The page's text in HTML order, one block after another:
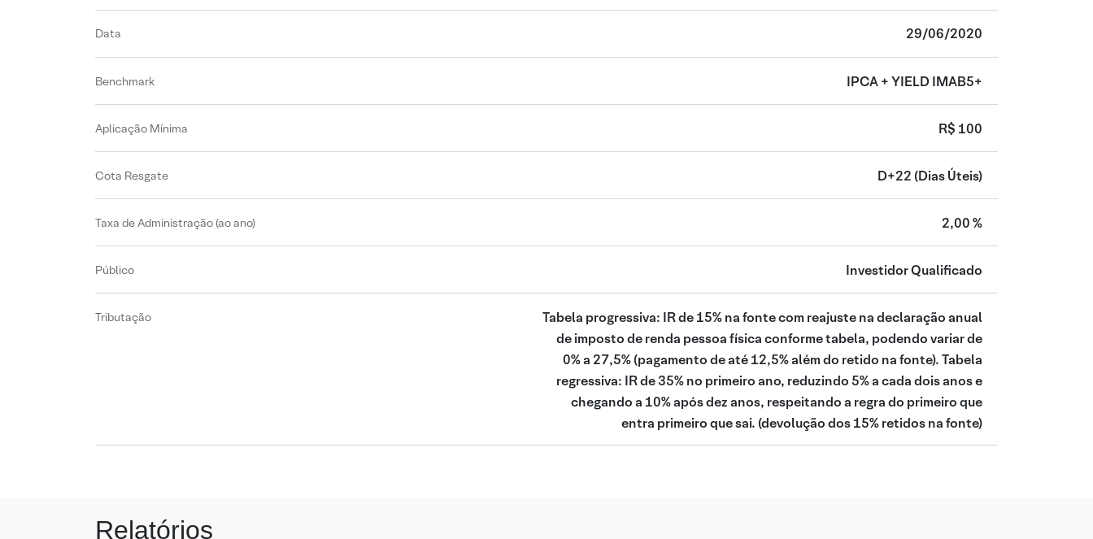
Data 29/06/2020
Benchmark IPCA + YIELD IMAB5+
Aplicação Mínima R$ 100
Cota Resgate D+22 (Dias Úteis)
Taxa de Administração (ao ano) 2,00 %
Público Investidor Qualificado
Tributação
Tabela progressiva: IR de 15% na fonte com reajuste na declaração anual
de imposto de renda pessoa física conforme tabela, podendo variar de
0% a 27,5% (pagamento de até 12,5% além do retido na fonte). Tabela
regressiva: IR de 35% no primeiro ano, reduzindo 5% a cada dois anos e
chegando a 10% após dez anos, respeitando a regra do primeiro que
entra primeiro que sai. (devolução dos 15% retidos na fonte)
Relatórios